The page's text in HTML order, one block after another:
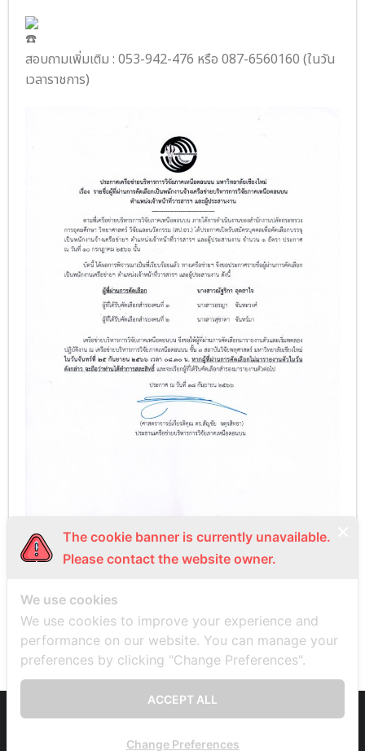
สอบถามเพิ่มเติม : 053-942-476 หรือ 087-6560160 (ในวัน
เวลาราชการ)
NEXT
The cookie banner is currently unavailable.
Please contact the website owner.
We use cookies
We use cookies to improve your experience and
performance on our website. You can manage your
preferences by clicking "Change Preferences".
ACCEPT ALL
Change Preferences